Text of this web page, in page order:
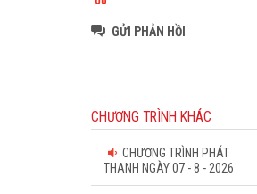
GỬI PHẢN HỒI
CHƯƠNG TRÌNH KHÁC
CHƯƠNG TRÌNH PHÁT
THANH NGÀY 07 - 8 - 2026